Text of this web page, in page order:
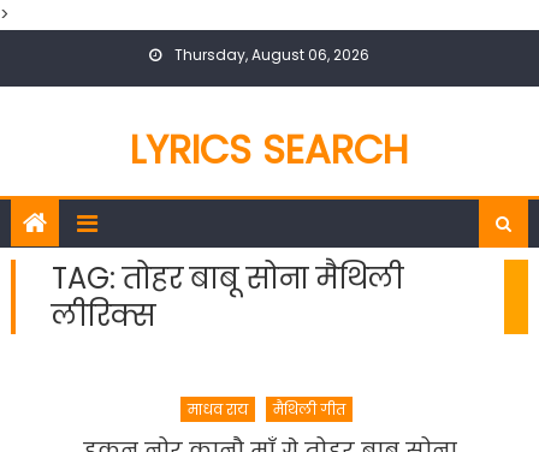
>
Thursday, August 06, 2026
LYRICS SEARCH
TAG:तोहर बाबू सोना मैथिली
लीरिक्स
माधव राय मैथिली गीत